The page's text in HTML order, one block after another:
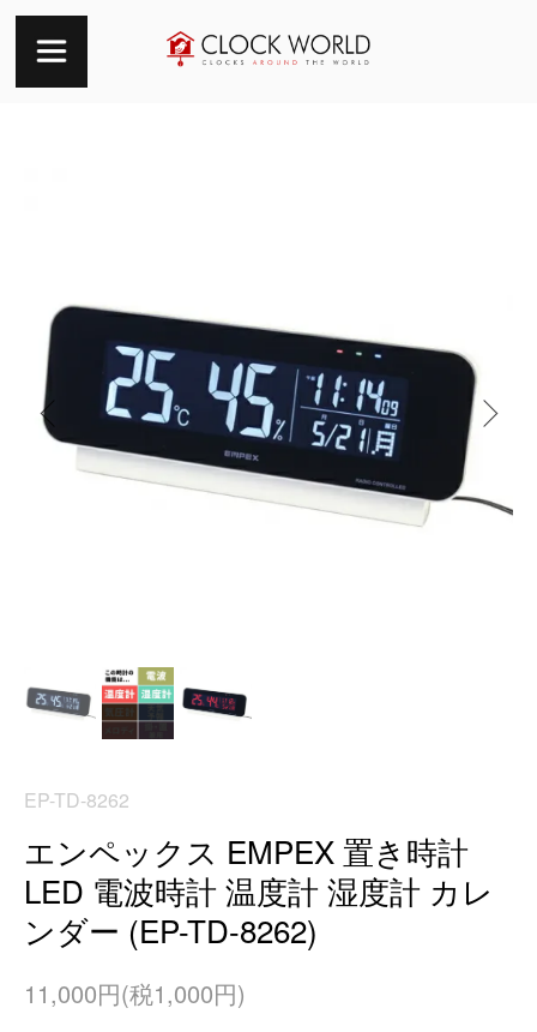
EP-TD-8262
エンペックス EMPEX 置き時計
LED 電波時計 温度計 湿度計 カレ
ンダー (EP-TD-8262)
11,000円(税1,000円)